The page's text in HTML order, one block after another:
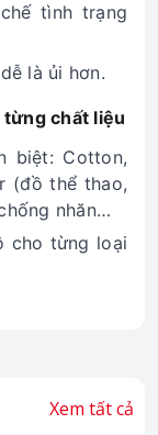
tình trạng
là ủi hơn.
chất liệu
biệt: Cotton,
(đồ thể thao,
nhăn…
cho từng loại
Xem tất cả